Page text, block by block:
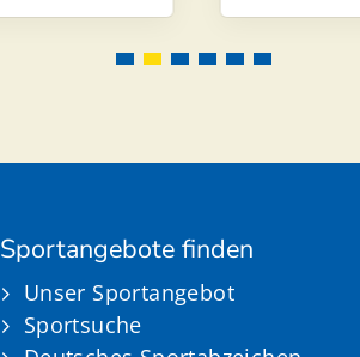
Sportangebote finden
Unser Sportangebot
Sportsuche